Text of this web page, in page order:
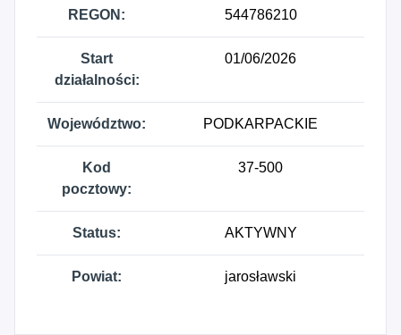
REGON: 544786210
Start
działalności:
01/06/2026
Województwo: PODKARPACKIE
Kod
pocztowy:
37-500
Status: AKTYWNY
Powiat: jarosławski